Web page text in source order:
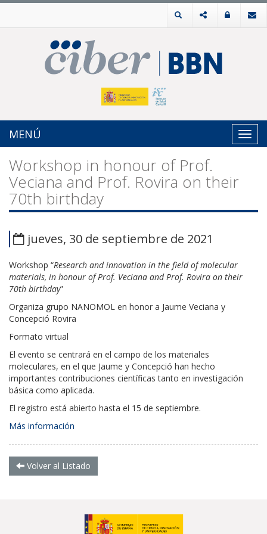
MENÚ
Workshop in honour of Prof.
Veciana and Prof. Rovira on their
70th birthday
jueves, 30 de septiembre de 2021
Workshop “Research and innovation in the field of molecular
materials, in honour of Prof. Veciana and Prof. Rovira on their
70th birthday”
Organiza grupo NANOMOL en honor a Jaume Veciana y
Concepció Rovira
Formato virtual
El evento se centrará en el campo de los materiales
moleculares, en el que Jaume y Concepció han hecho
importantes contribuciones científicas tanto en investigación
básica como aplicada.
El registro está abierto hasta el 15 de septiembre.
Más información
Volver al Listado